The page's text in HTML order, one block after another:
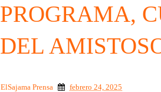
PROGRAMA,
DEL
ElSajama Prensa febrero 24, 2025